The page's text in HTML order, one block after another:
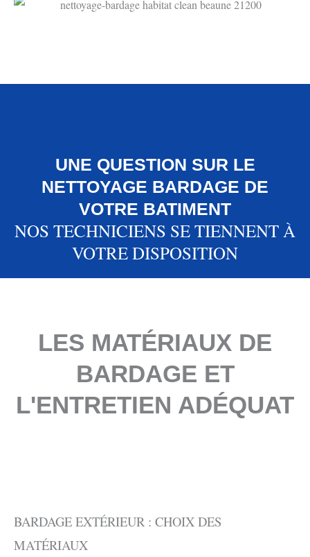
UNE QUESTION SUR LE
NETTOYAGE BARDAGE DE
VOTRE BATIMENT
NOS TECHNICIENS SE TIENNENT À
VOTRE DISPOSITION
LES MATÉRIAUX DE
BARDAGE ET
L'ENTRETIEN ADÉQUAT
BARDAGE EXTÉRIEUR : CHOIX DES
MATÉRIAUX